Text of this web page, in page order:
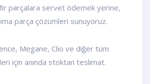
parçalara servet ödemek yerine,
parça çözümleri sunuyoruz.
Megane, Clio ve diğer tüm
için anında stoktan teslimat.